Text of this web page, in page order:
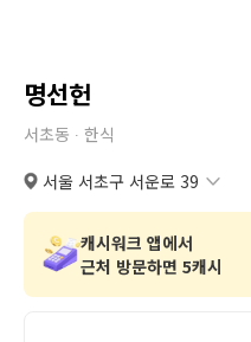
명선헌
서초동 ∙ 한식
서울 서초구 서운로 39
지번 서울 서초구 서초동 1344-12
캐시워크 앱에서
근처 방문하면 5캐시